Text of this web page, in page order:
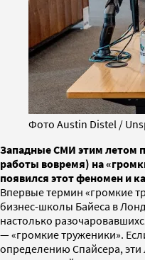
Фото Austin Distel /
Западные СМИ этим летом
работы вовремя) на
появился этот феномен и
Впервые термин «громкие
бизнес-школы Байеса в
настолько
— «громкие труженики».
определению Спайсера, эти